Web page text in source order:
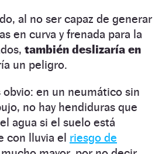
al no ser capaz de generar
en curva y frenada para la
también deslizaría en
un peligro.
en un neumático sin
no hay hendiduras que
agua si el suelo está
con lluvia el riesgo de